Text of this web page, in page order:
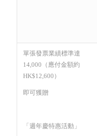
單張發票業績標準達
14,000（應付金額約
HK$12,600）
即可獲贈
「週年慶特惠活動」